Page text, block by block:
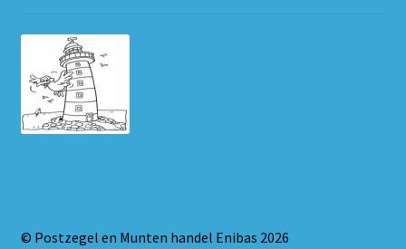
© Postzegel en Munten handel Enibas 2026